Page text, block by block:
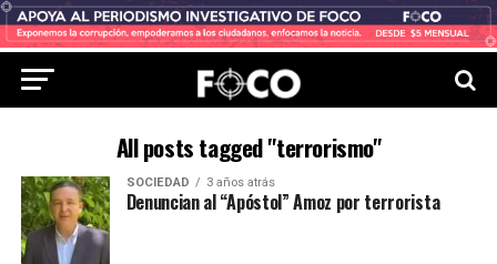
All posts tagged "terrorismo"
SOCIEDAD 3 años atrás
Denuncian al “Apóstol” Amoz por terrorista